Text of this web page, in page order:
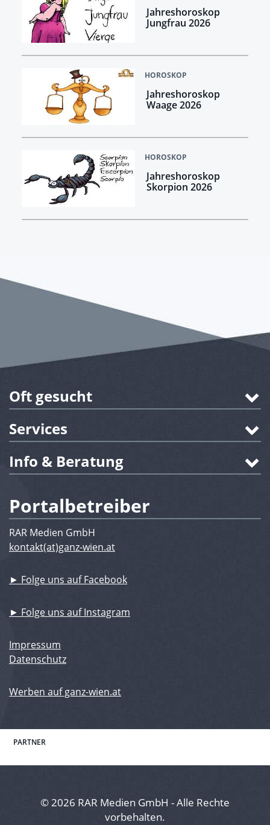
Jahreshoroskop
Jungfrau 2026
HOROSKOP
Jahreshoroskop
Waage 2026
HOROSKOP
Jahreshoroskop
Skorpion 2026
Oft gesucht
Services
Info & Beratung
Portalbetreiber
RAR Medien GmbH
kontakt(at)ganz-wien.at
► Folge uns auf Facebook
► Folge uns auf Instagram
Impressum
Datenschutz
Werben auf ganz-wien.at
PARTNER
© 2026 RAR Medien GmbH - Alle Rechte
vorbehalten.